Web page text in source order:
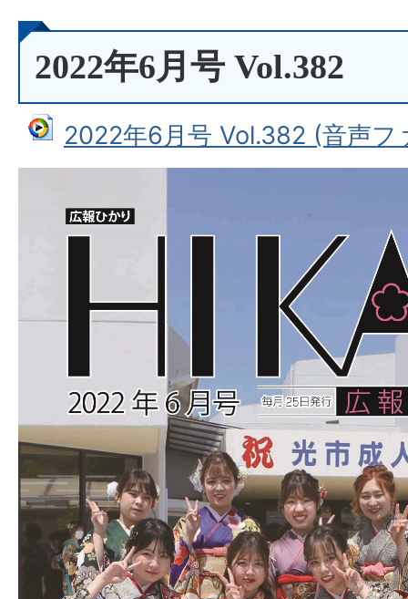
2022年6月号 Vol.382
2022年6月号 Vol.382 (音声フ